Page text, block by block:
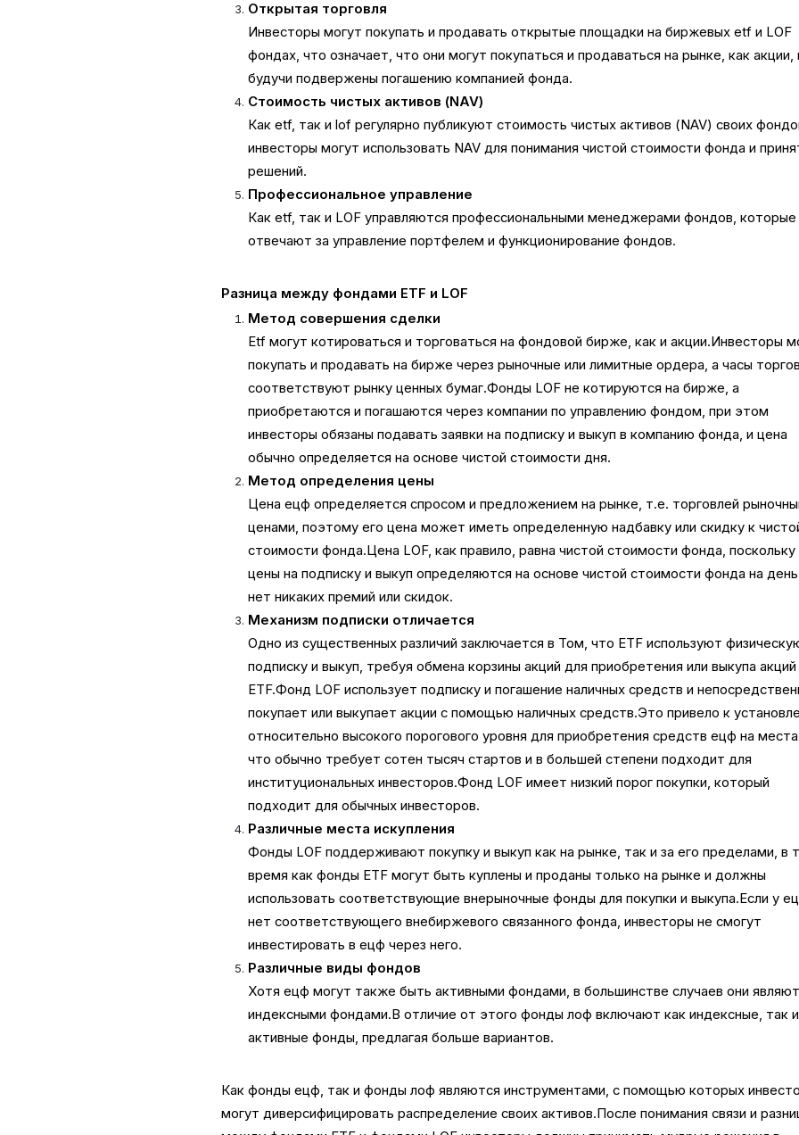
Открытая торговля
Инвесторы могут покупать и продавать открытые площадки на биржевых etf и LOF
фондах, что означает, что они могут покупаться и продаваться на рынке, как акции,
будучи подвержены погашению компанией фонда.
Стоимость чистых активов (NAV)
Как etf, так и lof регулярно публикуют стоимость чистых активов (NAV) своих
инвесторы могут использовать NAV для понимания чистой стоимости фонда и
решений.
Профессиональное управление
Как etf, так и LOF управляются профессиональными менеджерами фондов, которые
отвечают за управление портфелем и функционирование фондов.
Разница между фондами ETF и LOF
Метод совершения сделки
Etf могут котироваться и торговаться на фондовой бирже, как и акции.Инвесторы
покупать и продавать на бирже через рыночные или лимитные ордера, а часы торгов
соответствуют рынку ценных бумаг.Фонды LOF не котируются на бирже, а
приобретаются и погашаются через компании по управлению фондом, при этом
инвесторы обязаны подавать заявки на подписку и выкуп в компанию фонда, и цена
обычно определяется на основе чистой стоимости дня.
Метод определения цены
Цена ецф определяется спросом и предложением на рынке, т.е. торговлей
ценами, поэтому его цена может иметь определенную надбавку или скидку к
стоимости фонда.Цена LOF, как правило, равна чистой стоимости фонда, поскольку
цены на подписку и выкуп определяются на основе чистой стоимости фонда на
нет никаких премий или скидок.
Механизм подписки отличается
Одно из существенных различий заключается в Том, что ETF используют
подписку и выкуп, требуя обмена корзины акций для приобретения или выкупа акций
ETF.Фонд LOF использует подписку и погашение наличных средств и
покупает или выкупает акции с помощью наличных средств.Это привело к
относительно высокого порогового уровня для приобретения средств ецф на
что обычно требует сотен тысяч стартов и в большей степени подходит для
институциональных инвесторов.Фонд LOF имеет низкий порог покупки, который
подходит для обычных инвесторов.
Различные места искупления
Фонды LOF поддерживают покупку и выкуп как на рынке, так и за его пределами, в
время как фонды ETF могут быть куплены и проданы только на рынке и должны
использовать соответствующие внерыночные фонды для покупки и выкупа.Если у
нет соответствующего внебиржевого связанного фонда, инвесторы не смогут
инвестировать в ецф через него.
Различные виды фондов
Хотя ецф могут также быть активными фондами, в большинстве случаев они
индексными фондами.В отличие от этого фонды лоф включают как индексные, так и
активные фонды, предлагая больше вариантов.
Как фонды ецф, так и фонды лоф являются инструментами, с помощью которых
могут диверсифицировать распределение своих активов.После понимания связи и